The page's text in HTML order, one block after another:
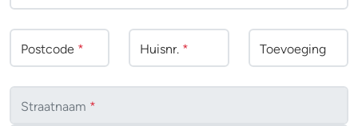
Postcode * Huisnr. * Toevoeging
Straatnaam *